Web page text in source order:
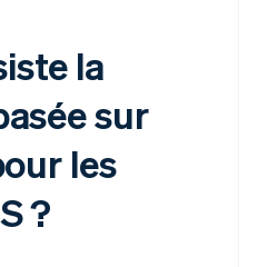
la
sur
les
?